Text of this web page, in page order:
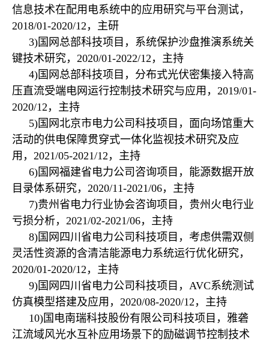
信息技术在配用电系统中的应用研究与平台测试，
2018/01-2020/12 ，主研
3)国网总部科技项目，系统保护沙盘推演系统关
键技术研究， 2020/01-2022/12 ，主持
4)国网总部科技项目，分布式光伏密集接入特高
压直流受端电网运行控制技术研究与应用， 2019/01-
2020/12 ，主持
5)国网北京市电力公司科技项目，面向场馆重大
活动的供电保障贯穿式一体化监视技术研究及应
用， 2021/05-2021/12 ，主持
6)国网福建省电力公司咨询项目，能源数据开放
目录体系研究， 2020/11-2021/06，主持
7)贵州省电力行业协会咨询项目，贵州火电行业
亏损分析， 2021/02-2021/06，主持
8)国网四川省电力公司科技项目，考虑供需双侧
灵活性资源的含清洁能源电力系统运行优化研究，
2020/01-2020/12 ，主持
9)国网四川省电力公司科技项目， AVC系统测试
仿真模型搭建及应用， 2020/08-2020/12 ，主持
10)国电南瑞科技股份有限公司科技项目，雅砻
江流域风光水互补应用场景下的励磁调节控制技术